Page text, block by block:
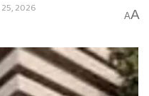
2026
AA